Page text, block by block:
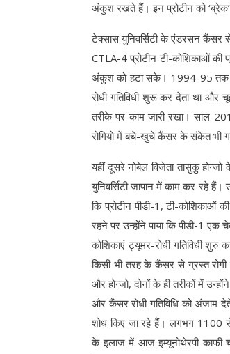
अंकुश रखते हैं। इन प्रोटीन को ‘ब्रेक’
टेक्सास युनिवर्सिटी के एंडरसन
CTLA-4 प्रोटीन टी-कोशिकाओं की
अंकुश को हटा सके। 1994-95 तक
रोधी गतिविधी शुरू कर देता था और
तरीके पर काम जारी रखा। साल
रोगियो में बचे-खुचे कैंसर के संकेत भी
यहीं दूसरे नोबेल विजेता तासुकु होन्जो
युनिवर्सिटी जापान में काम कर रहे
कि प्रोटीन पीडी-1, टी-कोशिकाओं
रहने पर उन्होंने पाया कि पीडी-1 एक
कोशिकाएं ट्यूमर-रोधी गतिविधी
किसी भी तरह के कैंसर से ग्रस्त
और होन्जो, दोनों के ही तरीकों में
और कैंसर रोधी गतिविधि को अंजाम
शोध किए जा रहे हैं। लगभग 1100
के इलाज में आज इम्यूनोथेरपी